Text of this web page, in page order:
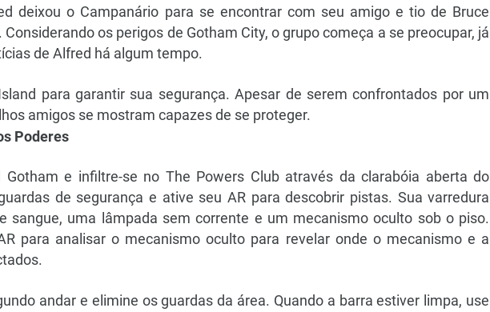
deixou o Campanário para se encontrar com seu amigo e tio de Bruce
Considerando os perigos de Gotham City, o grupo começa a se preocupar, já
de Alfred há algum tempo.
para garantir sua segurança. Apesar de serem confrontados por um
amigos se mostram capazes de se proteger.
Poderes
Gotham e infiltre-se no The Powers Club através da clarabóia aberta do
de segurança e ative seu AR para descobrir pistas. Sua varredura
sangue, uma lâmpada sem corrente e um mecanismo oculto sob o piso.
para analisar o mecanismo oculto para revelar onde o mecanismo e a
andar e elimine os guardas da área. Quando a barra estiver limpa, use